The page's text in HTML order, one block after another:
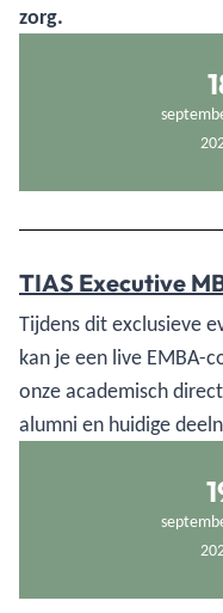
zorg.
TIAS Executive
Tijdens dit exclusieve
kan je een live EMBA-
onze academisch
alumni en huidige